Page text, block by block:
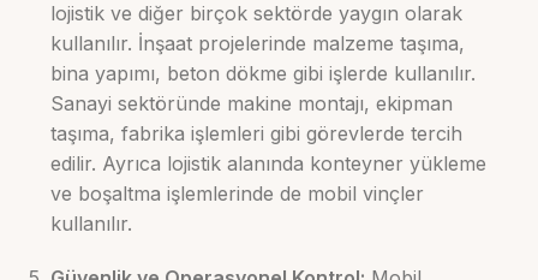
lojistik ve diğer birçok sektörde yaygın olarak
kullanılır. İnşaat projelerinde malzeme taşıma,
bina yapımı, beton dökme gibi işlerde kullanılır.
Sanayi sektöründe makine montajı, ekipman
taşıma, fabrika işlemleri gibi görevlerde tercih
edilir. Ayrıca lojistik alanında konteyner yükleme
ve boşaltma işlemlerinde de mobil vinçler
kullanılır.